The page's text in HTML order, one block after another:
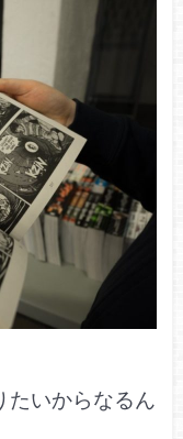
たいからなるん